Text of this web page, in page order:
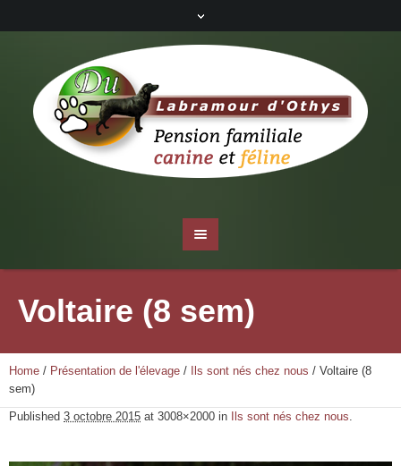
Voltaire (8 sem)
Home / Présentation de l'élevage / Ils sont nés chez nous / Voltaire (8
sem)
Published 3 octobre 2015 at 3008×2000 in Ils sont nés chez nous.